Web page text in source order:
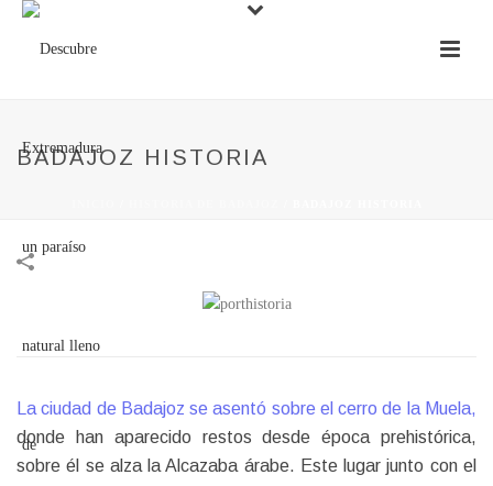
BADAJOZ HISTORIA
La ciudad de Badajoz se asentó sobre el cerro de la Muela,
donde han aparecido restos desde época prehistórica,
sobre él se alza la Alcazaba árabe. Este lugar junto con el